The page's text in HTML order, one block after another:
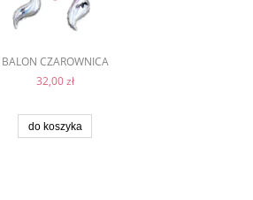
BALON CZAROWNICA
32,00 zł
do koszyka